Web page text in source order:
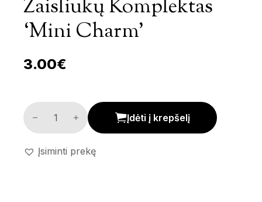
Žaisliukų Komplektas
‘Mini Charm’
3.00€
Žaisliukų komplektas 'Mini Charm' kiekis
Įdėti į krepšelį
Įsiminti prekę